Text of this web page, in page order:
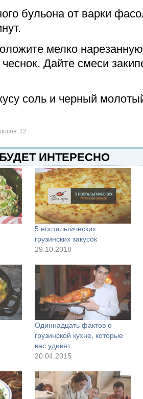
бульона от варки
мелко нарезанную
Дайте смеси
соль и черный
12
ИНТЕРЕСНО
5 ностальгических
грузинских закусок
29.10.2018
Одиннадцать фактов о
грузинской кухне, которые
вас удивят
20.04.2015